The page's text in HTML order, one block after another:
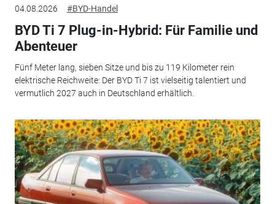
04.08.2026 #BYD-Handel
BYD Ti 7 Plug-in-Hybrid: Für Familie und
Abenteuer
Fünf Meter lang, sieben Sitze und bis zu 119 Kilometer rein
elektrische Reichweite: Der BYD Ti 7 ist vielseitig talentiert und
vermutlich 2027 auch in Deutschland erhältlich.